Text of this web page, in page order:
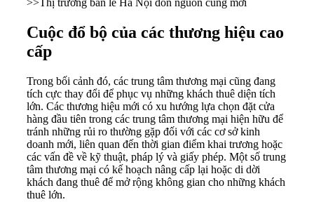
>> Thị trường bán lẻ Hà Nội đón nguồn cung mới
Cuộc đổ bộ của các thương hiệu cao
cấp
Trong bối cảnh đó, các trung tâm thương mại cũng đang
tích cực thay đổi để phục vụ những khách thuê diện tích
lớn. Các thương hiệu mới có xu hướng lựa chọn đặt cửa
hàng đầu tiên trong các trung tâm thương mại hiện hữu để
tránh những rủi ro thường gặp đối với các cơ sở kinh
doanh mới, liên quan đến thời gian điểm khai trương hoặc
các vấn đề về kỹ thuật, pháp lý và giấy phép. Một số trung
tâm thương mại có kế hoạch nâng cấp lại hoặc di dời
khách đang thuê để mở rộng không gian cho những khách
thuê lớn.